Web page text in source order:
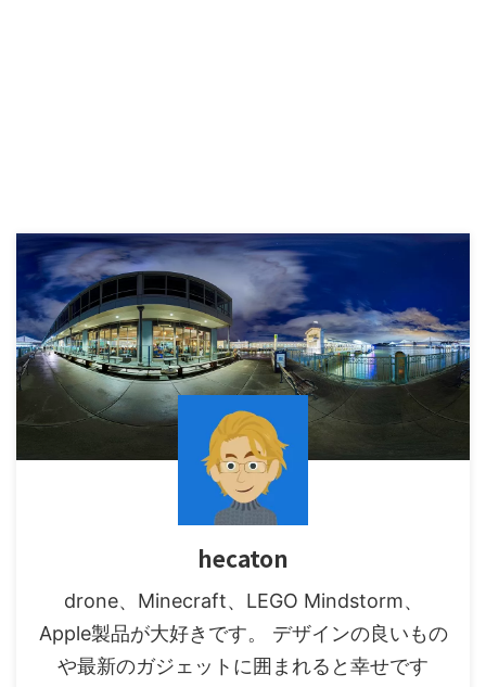
hecaton
drone、Minecraft、LEGO Mindstorm、
Apple製品が大好きです。 デザインの良いもの
や最新のガジェットに囲まれると幸せです